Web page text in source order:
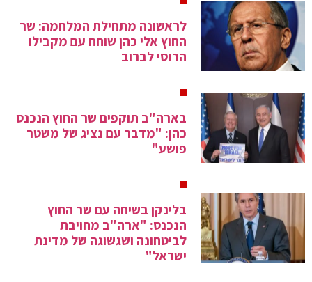
לראשונה מתחילת המלחמה: שר
החוץ אלי כהן שוחח עם מקבילו
הרוסי לברוב
בארה"ב תוקפים שר החוץ הנכנס
כהן: "מדבר עם נציג של משטר
פושע"
בלינקן בשיחה עם שר החוץ
הנכנס: "ארה"ב מחויבת
לביטחונה ושגשוגה של מדינת
ישראל"